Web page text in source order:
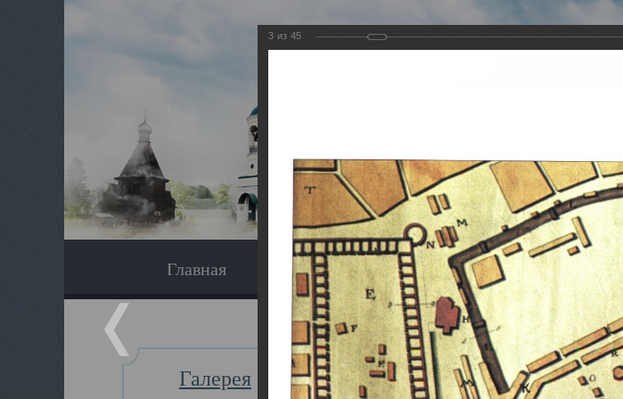
Главная Экскурсия Наследники
Галерея
Главная Галерея Храмы-
3 из 45